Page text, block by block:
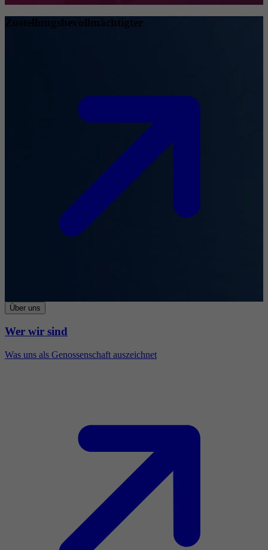
Zustellungsbevollmächtigter
Über uns
Wer wir sind
Was uns als Genossenschaft auszeichnet